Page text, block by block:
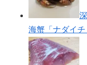
海蟹「ナダイ